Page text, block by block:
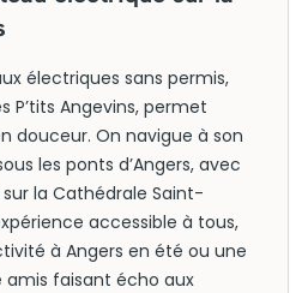
électriques sans permis,
P’tits Angevins, permet
douceur. On navigue à son
les ponts d’Angers, avec
la Cathédrale Saint-
accessible à tous,
à Angers en été ou une
amis faisant écho aux